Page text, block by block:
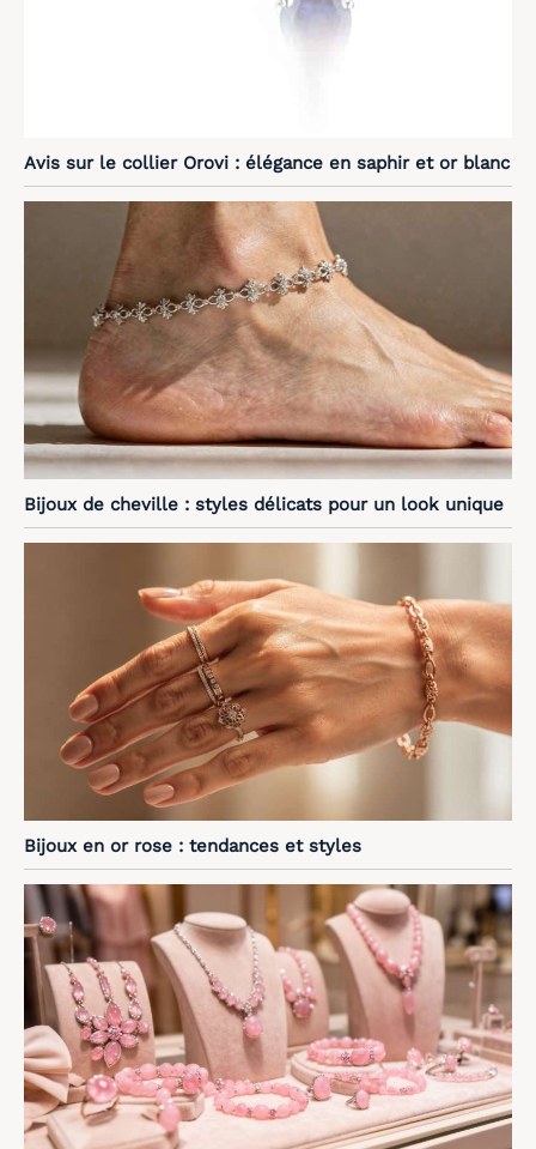
Avis sur le collier Orovi : élégance en saphir et or blanc
Bijoux de cheville : styles délicats pour un look unique
Bijoux en or rose : tendances et styles